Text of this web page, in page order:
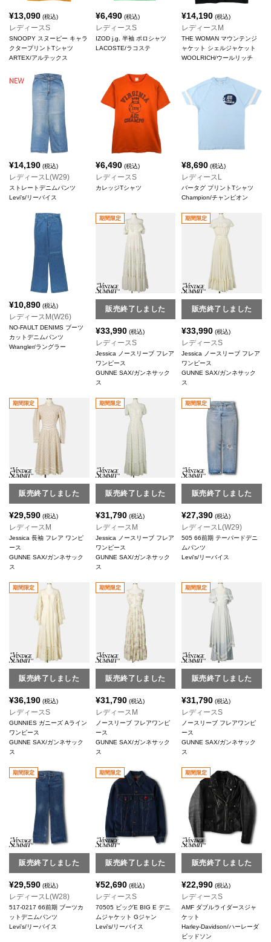
¥13,090 (税込)
レディースS
SNOOPY スヌーピー キャラ
クタープリントTシャツ
ARTEX/アルテックス
¥6,490(税込)
レディースS
IZOD j.g. 半袖 ポロシャツ
LACOSTE/ラコステ
¥14,190 (税込)
レディースM
THE WOMAN マウンテンジ
ャケット シェルジャケット
WOOLRICH/ウールリッチ
¥14,190 (税込)
レディースL(W29)
ストレートデニムパンツ
Levi's/リーバイス
¥6,490(税込)
レディースS
カレッジTシャツ
¥8,690 (税込)
レディースL
バータグ プリントTシャツ
Champion/チャンピオン
¥10,890 (税込)
レディースM(W26)
NO-FAULT DENIMS ブーツ
カットデニムパンツ
Wrangler/ラングラー
期間限定
販売終了しました
¥33,990(税込)
レディースS
Jessica ノースリーブ フレア
ワンピース
GUNNE SAX/ガンネサック
ス
期間限定
販売終了しました
¥33,990 (税込)
レディースS
Jessica ノースリーブ フレア
ワンピース
GUNNE SAX/ガンネサック
ス
期間限定
販売終了しました
¥29,590 (税込)
レディースM
Jessica 長袖 フレア ワンピ
ース
GUNNE SAX/ガンネサック
ス
期間限定
販売終了しました
¥31,790(税込)
レディースM
Jessica ノースリーブ フレア
ワンピース
GUNNE SAX/ガンネサック
ス
期間限定
販売終了しました
¥27,390 (税込)
レディースL(W29)
505 66前期 テーパードデニ
ムパンツ
Levi's/リーバイス
期間限定
販売終了しました
¥36,190 (税込)
レディースS
GUNNIES ガニーズ Aライン
ワンピース
GUNNE SAX/ガンネサック
ス
期間限定
販売終了しました
¥31,790(税込)
レディースM
ノースリーブ フレアワンピ
ース
GUNNE SAX/ガンネサック
ス
期間限定
販売終了しました
¥31,790 (税込)
レディースS
ノースリーブ フレアワンピ
ース
GUNNE SAX/ガンネサック
ス
期間限定
販売終了しました
¥29,590 (税込)
レディースL(W28)
517-0217 66前期 ブーツカ
ットデニムパンツ
Levi's/リーバイス
期間限定
販売終了しました
¥52,690(税込)
レディースS
70505 ビッグE BIG E デニ
ムジャケット Gジャン
Levi's/リーバイス
期間限定
販売終了しました
¥22,990 (税込)
レディースS
AMF ダブルライダースジャ
ケット
Harley-Davidson/ハーレーダ
ビッドソン